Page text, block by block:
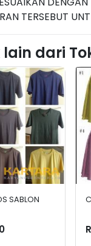
TERSEBUT
lain dari
SABLON